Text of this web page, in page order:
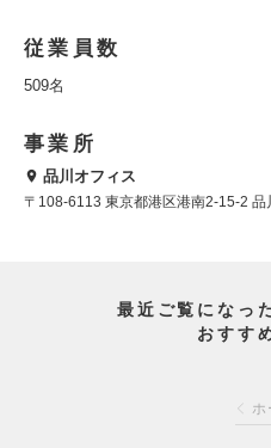
従業員数
509名
事業所
品川オフィス
〒108-6113 東京都港区港南2-15-2
最近ご覧になっ
おすす
ホ